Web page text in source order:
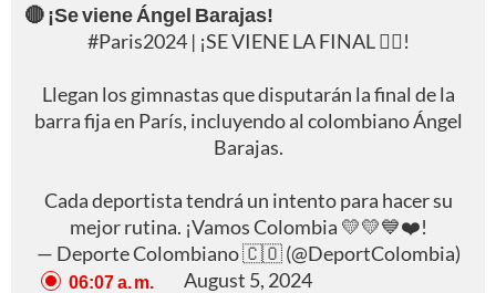
🔴 ¡Se viene Ángel Barajas!
#Paris2024| ¡SE VIENE LA FINAL 🤸‍♂️!
Llegan los gimnastas que disputarán la final de la
barra fija en París, incluyendo al colombiano Ángel
Barajas.
Cada deportista tendrá un intento para hacer su
mejor rutina. ¡Vamos Colombia 💛💛💙❤️!
— Deporte Colombiano 🇨🇴 (@DeportColombia)
August 5, 2024
06:07 a. m.